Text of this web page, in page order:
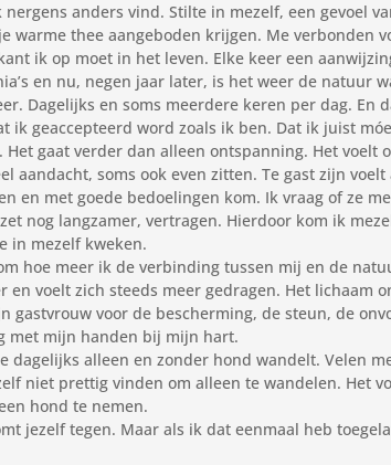
anders vind. Stilte in mezelf, een gevoel
warme thee aangeboden krijgen. Me verbonden
ik op moet in het leven. Elke keer een
en nu, negen jaar later, is het weer de natuur
Dagelijks en soms meerdere keren per dag.
ik geaccepteerd word zoals ik ben. Dat ik juist
gaat verder dan alleen ontspanning. Het voelt
aandacht, soms ook even zitten. Te gast zijn
en met goede bedoelingen kom. Ik vraag of ze
nog langzamer, vertragen. Hierdoor kom ik
in mezelf kweken.
hoe meer ik de verbinding tussen mij en de
en voelt zich steeds meer gedragen. Het lichaam
gastvrouw voor de bescherming, de steun, de
met mijn handen bij mijn hart.
alleen en zonder hond wandelt. Velen
niet prettig vinden om alleen te wandelen. Het
hond te nemen.
jezelf tegen. Maar als ik dat eenmaal heb